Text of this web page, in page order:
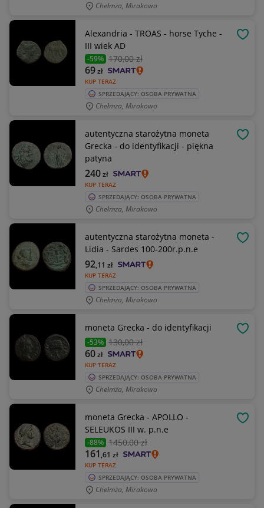
Chełmża, Mirakowo
Alexandria - TROAS - horse Tyche -
III wiek AD
-59% 170,00 zł
KUP TERAZ
69zł
SPRZEDAJĄCY: OSOBA PRYWATNA
Chełmża, Mirakowo
autentyczna starożytna moneta
Grecka - do identyfikacji - piękna
patyna
KUP TERAZ
240zł
SPRZEDAJĄCY: OSOBA PRYWATNA
Chełmża, Mirakowo
autentyczna starożytna moneta -
Lidia - Sardes 100-200r.p.n.e
KUP TERAZ
92,11 zł
SPRZEDAJĄCY: OSOBA PRYWATNA
Chełmża, Mirakowo
moneta Grecka - do identyfikacji
-53% 130,00 zł
KUP TERAZ
60zł
SPRZEDAJĄCY: OSOBA PRYWATNA
Chełmża, Mirakowo
moneta Grecka - APOLLO -
SELEUKOS III w. p.n.e
-88% 1450,00 zł
KUP TERAZ
161 ,61 zł
SPRZEDAJĄCY: OSOBA PRYWATNA
Chełmża, Mirakowo